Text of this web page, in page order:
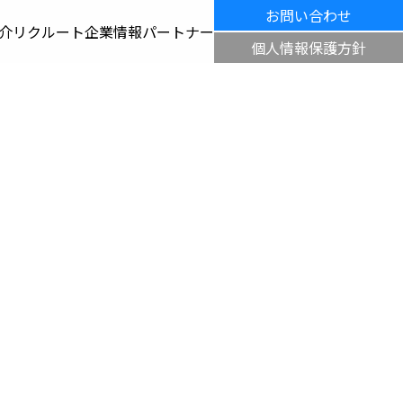
リクルート企業情報パートナー
お問い合わせ
個人情報保護方針